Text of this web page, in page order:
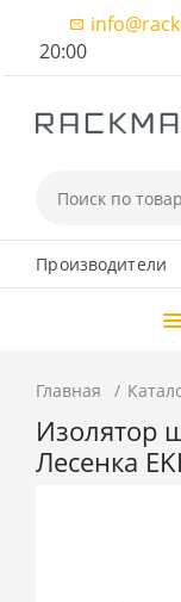
20:00
Производители
Главная
Изолятор
Лесенка